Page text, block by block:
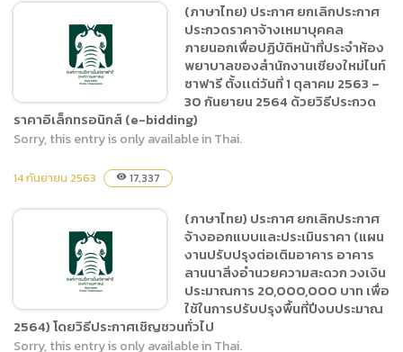
(ภาษาไทย) สัญญาจ้าง
ก่อสร้างบันไดทางออกฉุกเฉิน
อาคาร Night Predator
(ภาษาไทย) ประกาศ ยกเลิก
ประกาศ ประกวดราคาจ้าง
เหมาบุคคลภายนอกเพื่อ
ปฏิบัติหน้าที่ประจำห้อง
พยาบาลของสำนักงานเชียง
ใหม่ไนท์ซาฟารี ตั้งเเต่วันที่ 1
ตุลาคม 2563 – 30 กันยายน
2564 ด้วยวิธีประกวดราคา
อิเล็กทรอนิกส์ (e-bidding)
(ภาษาไทย) ประกาศ ยกเลิกประกาศ
ประกวดราคาจ้างเหมาบุคคล
ภายนอกเพื่อปฏิบัติหน้าที่ประจำห้อง
พยาบาลของสำนักงานเชียงใหม่ไนท์
ซาฟารี ตั้งเเต่วันที่ 1 ตุลาคม 2563 –
30 กันยายน 2564 ด้วยวิธีประกวด
ราคาอิเล็กทรอนิกส์ (e-bidding)
Sorry, this entry is only available in Thai.
14 กันยายน 2563 visibility 17,337
(ภาษาไทย) ประกาศ ยกเลิกประกาศ
จ้างออกแบบและประเมินราคา (แผน
งานปรับปรุงต่อเติมอาคาร อาคาร
ลานนาสิ่งอำนวยความสะดวก วงเงิน
ประมาณการ 20,000,000 บาท เพื่อ
ใช้ในการปรับปรุงพื้นที่ปีงบประมาณ
2564) โดยวิธีประกาศเชิญชวนทั่วไป
Sorry, this entry is only available in Thai.